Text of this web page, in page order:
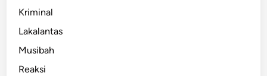
Kriminal
Lakalantas
Musibah
Reaksi